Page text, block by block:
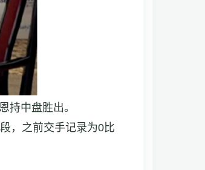
持中盘胜出。
，之前交手记录为0比